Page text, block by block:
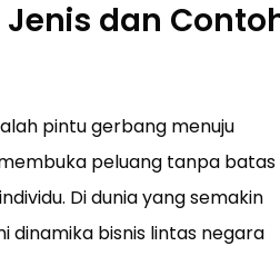
dan
pintu gerbang menuju
peluang tanpa batas
Di dunia yang semakin
dinamika bisnis lintas negara